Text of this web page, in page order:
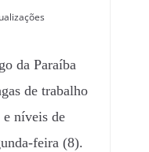
da Paraíba
de trabalho
e níveis de
feira (8).